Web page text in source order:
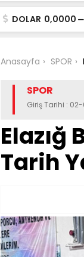
DOLAR 0,0000
Anasayfa SPOR
SPOR
Giriş Tarihi :
Elazığ
Tarih